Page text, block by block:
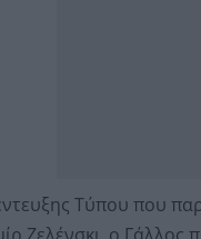
Τύπου που
Ζελένσκι, ο Γάλλος